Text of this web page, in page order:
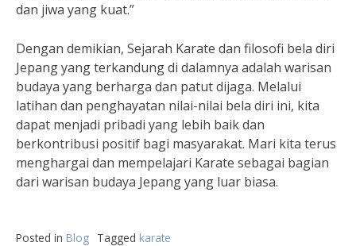
dan jiwa yang kuat.”
Dengan demikian, Sejarah Karate dan filosofi bela diri
Jepang yang terkandung di dalamnya adalah warisan
budaya yang berharga dan patut dijaga. Melalui
latihan dan penghayatan nilai-nilai bela diri ini, kita
dapat menjadi pribadi yang lebih baik dan
berkontribusi positif bagi masyarakat. Mari kita terus
menghargai dan mempelajari Karate sebagai bagian
dari warisan budaya Jepang yang luar biasa.
Posted in Blog Tagged karate